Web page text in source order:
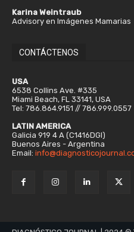
Karina Weintraub
Advisory en Imágenes Mamarias
CONTÁCTENOS
USA
6538 Collins Ave. #335
Miami Beach, FL 33141, USA
Tel: 786.864.9151 // 786.999.0557
LATIN AMERICA
Galicia 919 4 A (C1416DGI)
Buenos Aires - Argentina
Email: